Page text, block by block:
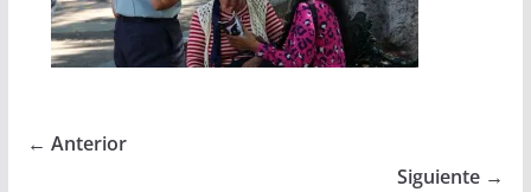
← Anterior
Siguiente →